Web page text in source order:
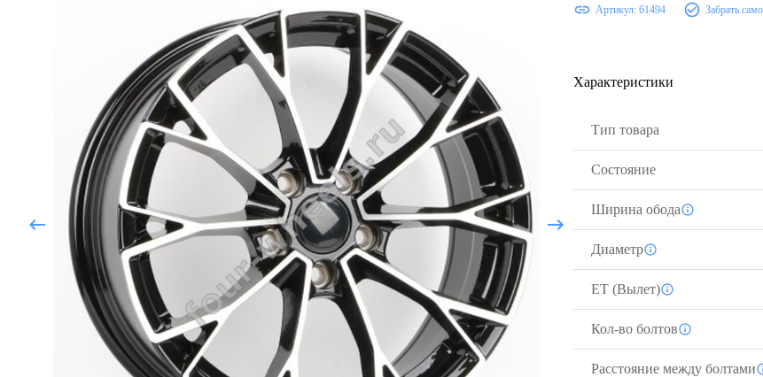
Артикул: 61494 Забрать
Характеристики
Тип товара
Состояние
Ширина обода
Диаметр
ЕТ (Вылет)
Кол-во болтов
Расстояние между болтами